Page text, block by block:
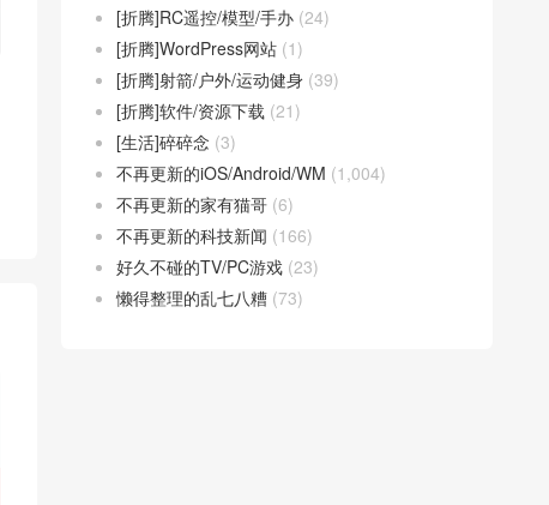
[折腾]RC遥控/模型/手办 (24)
[折腾]WordPress网站 (1)
[折腾]射箭/户外/运动健身 (39)
[折腾]软件/资源下载 (21)
[生活]碎碎念 (3)
不再更新的iOS/Android/WM (1,004)
不再更新的家有猫哥 (6)
不再更新的科技新闻 (166)
好久不碰的TV/PC游戏 (23)
懒得整理的乱七八糟 (73)